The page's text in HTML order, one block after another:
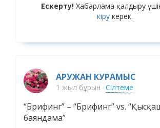
Ескерту! Хабарлама қалдыру
кіру керек.
АРУЖАН КУРАМЫС
1 жыл бұрын Сілтеме
“Брифинг” – “Брифинг” vs.
баяндама”